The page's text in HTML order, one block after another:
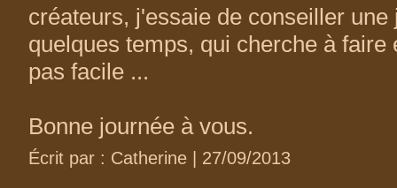
créateurs, j'essaie de conseiller
quelques temps, qui cherche à
pas facile ...
Bonne journée à vous.
Écrit par : Catherine | 27/09/2013